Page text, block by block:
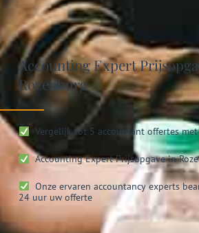
Accounting Expert
Rozenburg
Vergelijk tot 5 accountant offertes met
Accounting ExpertPrijsopgave in
Onze ervaren accountancy experts
24 uur uw offerte